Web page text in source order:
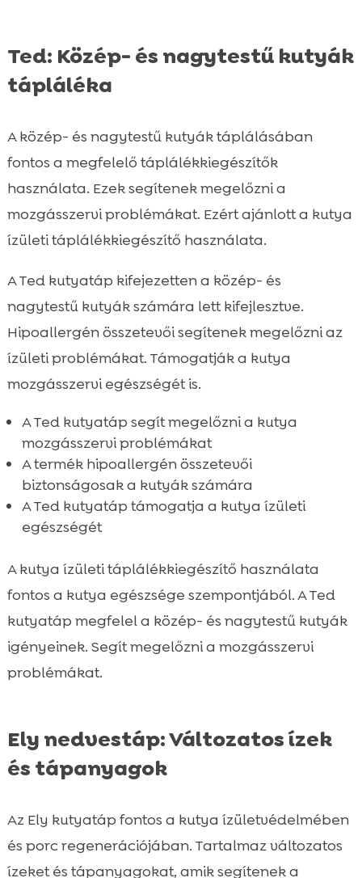
Ted: Közép- és nagytestű kutyák
tápláléka
A közép- és nagytestű kutyák táplálásában
fontos a megfelelő táplálékkiegészítők
használata. Ezek segítenek megelőzni a
mozgásszervi problémákat. Ezért ajánlott a kutya
ízületi táplálékkiegészítő használata.
A Ted kutyatáp kifejezetten a közép- és
nagytestű kutyák számára lett kifejlesztve.
Hipoallergén összetevői segítenek megelőzni az
ízületi problémákat. Támogatják a kutya
mozgásszervi egészségét is.
A Ted kutyatáp segít megelőzni a kutya
mozgásszervi problémákat
A termék hipoallergén összetevői
biztonságosak a kutyák számára
A Ted kutyatáp támogatja a kutya ízületi
egészségét
A kutya ízületi táplálékkiegészítő használata
fontos a kutya egészsége szempontjából. A Ted
kutyatáp megfelel a közép- és nagytestű kutyák
igényeinek. Segít megelőzni a mozgásszervi
problémákat.
Ely nedvestáp: Változatos ízek
és tápanyagok
Az Ely kutyatáp fontos a kutya ízületvédelmében
és porc regenerációjában. Tartalmaz változatos
ízeket és tápanyagokat, amik segítenek a